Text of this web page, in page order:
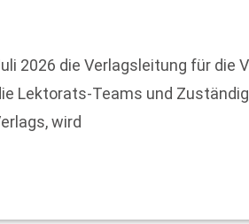
2026 die Verlagsleitung für die
Lektorats-Teams und
wird